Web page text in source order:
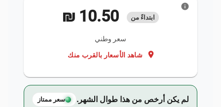
ابتداءً من
سعر وطني
location_on شاهد الأسعار بالقرب منك
info
لم يكن أرخص من هذا طوال الشهر. سعر ممتاز